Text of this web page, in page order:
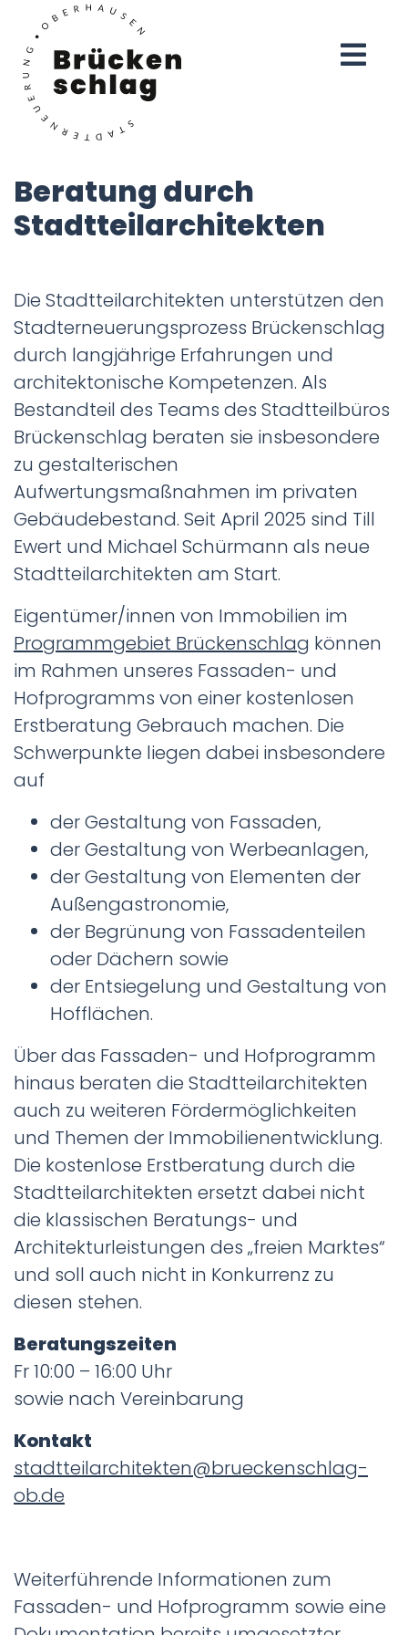
Beratung durch
Stadtteilarchitekten
Die Stadtteilarchitekten unterstützen den
Stadterneuerungsprozess Brückenschlag
durch langjährige Erfahrungen und
architektonische Kompetenzen. Als
Bestandteil des Teams des Stadtteilbüros
Brückenschlag beraten sie insbesondere
zu gestalterischen
Aufwertungsmaßnahmen im privaten
Gebäudebestand. Seit April 2025 sind Till
Ewert und Michael Schürmann als neue
Stadtteilarchitekten am Start.
Eigentümer/innen von Immobilien im
Programmgebiet Brückenschlag können
im Rahmen unseres Fassaden- und
Hofprogramms von einer kostenlosen
Erstberatung Gebrauch machen. Die
Schwerpunkte liegen dabei insbesondere
auf
der Gestaltung von Fassaden,
der Gestaltung von Werbeanlagen,
der Gestaltung von Elementen der
Außengastronomie,
der Begrünung von Fassadenteilen
oder Dächern sowie
der Entsiegelung und Gestaltung von
Hofflächen.
Über das Fassaden- und Hofprogramm
hinaus beraten die Stadtteilarchitekten
auch zu weiteren Fördermöglichkeiten
und Themen der Immobilienentwicklung.
Die kostenlose Erstberatung durch die
Stadtteilarchitekten ersetzt dabei nicht
die klassischen Beratungs- und
Architekturleistungen des „freien Marktes“
und soll auch nicht in Konkurrenz zu
diesen stehen.
Beratungszeiten
Fr 10:00 – 16:00 Uhr
sowie nach Vereinbarung
Kontakt
stadtteilarchitekten@brueckenschlag-
ob.de
Weiterführende Informationen zum
Fassaden- und Hofprogramm sowie eine